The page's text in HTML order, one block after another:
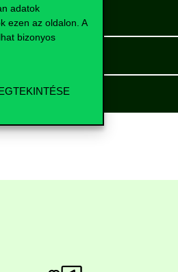
adatok
ezen az oldalon. A
bizonyos